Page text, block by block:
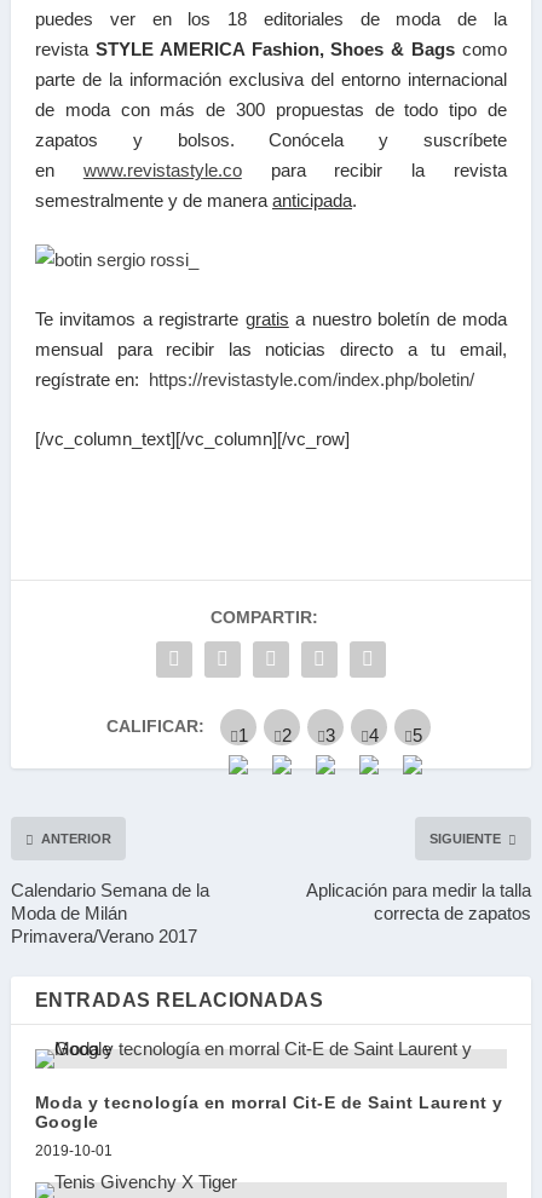
puedes ver en los 18 editoriales de moda de la
revista STYLE AMERICA Fashion, Shoes & Bagscomo
parte de la información exclusiva del entorno internacional
de moda con más de 300 propuestas de todo tipo de
zapatos y bolsos. Conócela y suscríbete
en www.revistastyle.copara recibir la revista
semestralmente y de manera anticipada.
Te invitamos a registrarte gratis a nuestro boletín de moda
mensual para recibir las noticias directo a tu email,
regístrate en: https://revistastyle.com/index.php/boletin/
[/vc_column_text][/vc_column][/vc_row]
COMPARTIR:
CALIFICAR:
ANTERIOR
Calendario Semana de la
Moda de Milán
Primavera/Verano 2017
SIGUIENTE
Aplicación para medir la talla
correcta de zapatos
ENTRADAS RELACIONADAS
Moda y tecnología en morral Cit-E de Saint Laurent y
Google
2019-10-01